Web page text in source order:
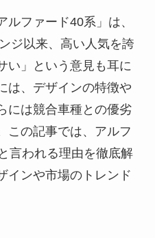
ルファード40系」は、
ジ以来、高い人気を誇
い」という意見も耳に
は、デザインの特徴や
には競合車種との優劣
この記事では、アルフ
言われる理由を徹底解
インや市場のトレンド